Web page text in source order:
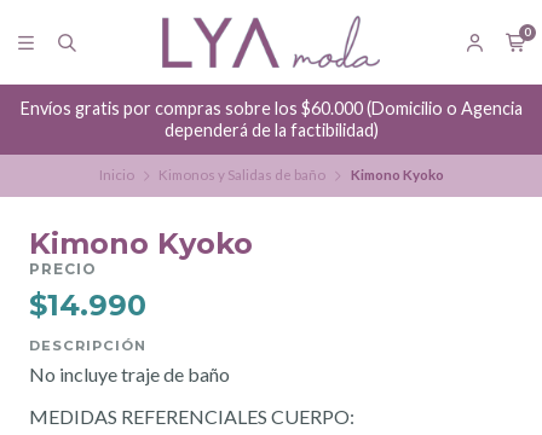
0
Envíos gratis por compras sobre los $60.000 (Domicilio o Agencia
dependerá de la factibilidad)
Inicio Kimonos y Salidas de baño Kimono Kyoko
Kimono Kyoko
PRECIO
$14.990
DESCRIPCIÓN
No incluye traje de baño
MEDIDAS REFERENCIALES CUERPO: